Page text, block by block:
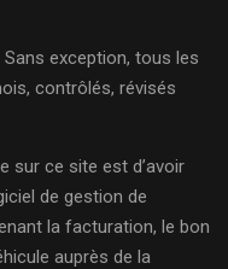
Sans exception, tous les
contrôlés, révisés
sur ce site est d’avoir
de gestion de
la facturation, le bon
auprès de la